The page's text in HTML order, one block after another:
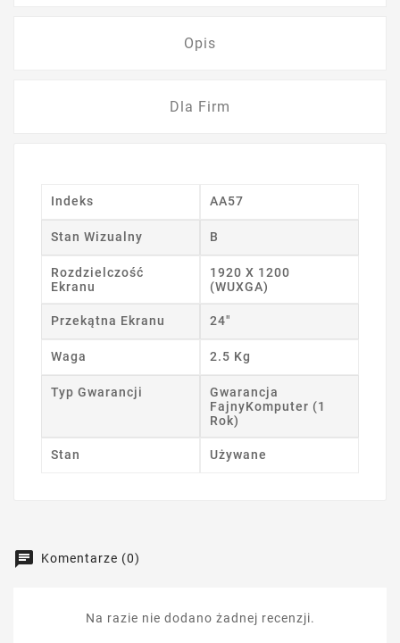
Opis
Dla Firm
Indeks AA57
Stan Wizualny B
Rozdzielczość
Ekranu
1920 X 1200
(WUXGA)
Przekątna Ekranu 24"
Waga 2.5 Kg
Typ Gwarancji
Gwarancja
FajnyKomputer (1
Rok)
Stan Używane
Komentarze (0)
Na razie nie dodano żadnej recenzji.